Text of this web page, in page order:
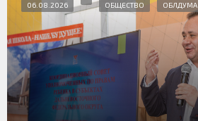
06.08.2026 ОБЩЕСТВО ОБЛДУМА